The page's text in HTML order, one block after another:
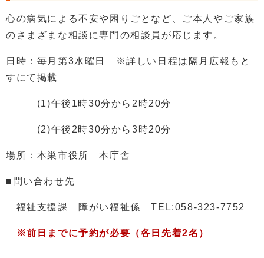
心の病気による不安や困りごとなど、ご本人やご家族
のさまざまな相談に専門の相談員が応じます。
日時：毎月第3水曜日 ※詳しい日程は隔月広報もと
すにて掲載
(1)午後1時30分から2時20分
(2)午後2時30分から3時20分
場所：本巣市役所 本庁舎
■問い合わせ先
福祉支援課 障がい福祉係 TEL:058-323-7752
※前日までに予約が必要（各日先着2名）